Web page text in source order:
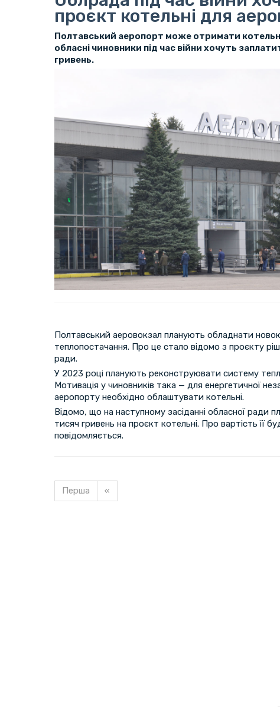
проєкт котельні для
Полтавський аеропорт може отримати
обласні чиновники під час війни хочуть
гривень.
Полтавський аеровокзал планують обладнати
теплопостачання. Про це стало відомо з проєкту
ради.
У 2023 році планують реконструювати систему
Мотивація у чиновників така — для енергетичної
аеропорту необхідно облаштувати котельні.
Відомо, що на наступному засіданні обласної ради
тисяч гривень на проєкт котельні. Про вартість її
повідомляється.
Перша «